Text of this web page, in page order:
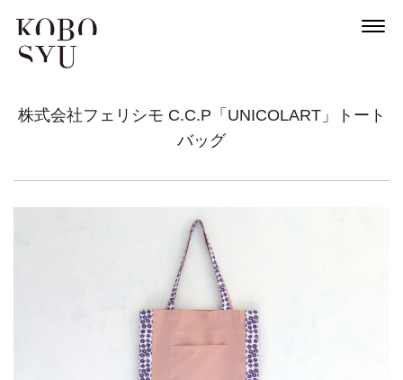
News
About
株式会社フェリシモ C.C.P「UNICOLART」トート
バッグ